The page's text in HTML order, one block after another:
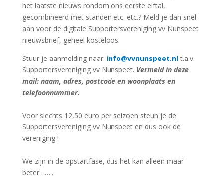
het laatste nieuws rondom ons eerste elftal,
gecombineerd met standen etc. etc.? Meld je dan snel
aan voor de digitale Supportersvereniging vv Nunspeet
nieuwsbrief, geheel kosteloos.
Stuur je aanmelding naar: info@vvnunspeet.nl t.a.v.
Supportersvereniging vv Nunspeet. Vermeld in deze
mail: naam, adres, postcode en woonplaats en
telefoonnummer.
Voor slechts 12,50 euro per seizoen steun je de
Supportersvereniging vv Nunspeet en dus ook de
vereniging !
We zijn in de opstartfase, dus het kan alleen maar
beter……..